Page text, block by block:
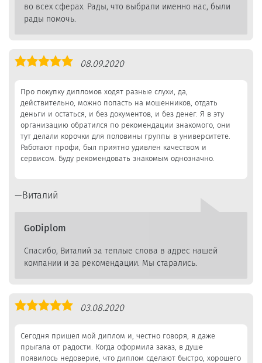
во всех сферах. Рады, что выбрали именно нас, были
рады помочь.
Оценка
08.09.2020
Про покупку дипломов ходят разные слухи, да,
действительно, можно попасть на мошенников, отдать
деньги и остаться, и без документов, и без денег. Я в эту
организацию обратился по рекомендации знакомого, они
тут делали корочки для половины группы в университете.
Работают профи, был приятно удивлен качеством и
сервисом. Буду рекомендовать знакомым однозначно.
Виталий
GoDiplom
Спасибо, Виталий за теплые слова в адрес нашей
компании и за рекомендации. Мы старались.
Оценка
03.08.2020
Сегодня пришел мой диплом и, честно говоря, я даже
прыгала от радости. Когда оформила заказ, в душе
появилось недоверие, что диплом сделают быстро, хорошего